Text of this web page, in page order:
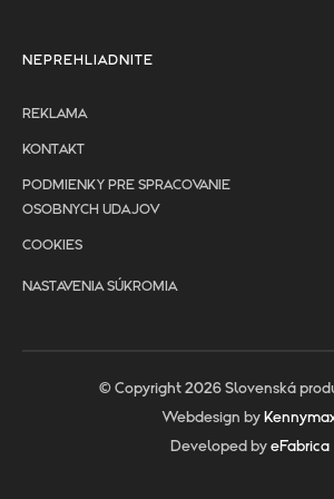
NEPREHLIADNITE
REKLAMA
KONTAKT
PODMIENKY PRE SPRACOVANIE
OSOBNYCH UDAJOV
COOKIES
NASTAVENIA SÚKROMIA
© Copyright 2026 Slovenská
Webdesign by
Developed by eFabrica